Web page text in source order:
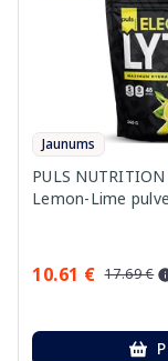
Jaunums
PULS
Lemon-Lime
10.61 € 17.69 €